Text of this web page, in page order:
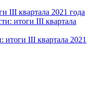
III квартала 2021 года
итоги III квартала 2021